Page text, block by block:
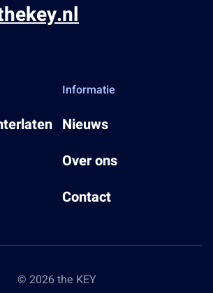
Informatie
Nieuws
Over ons
Contact
© 2026 the KEY